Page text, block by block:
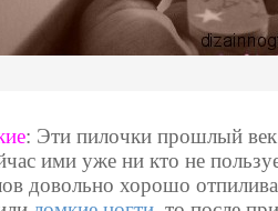
: Эти пилочки прошлый век
ими уже ни кто не
довольно хорошо